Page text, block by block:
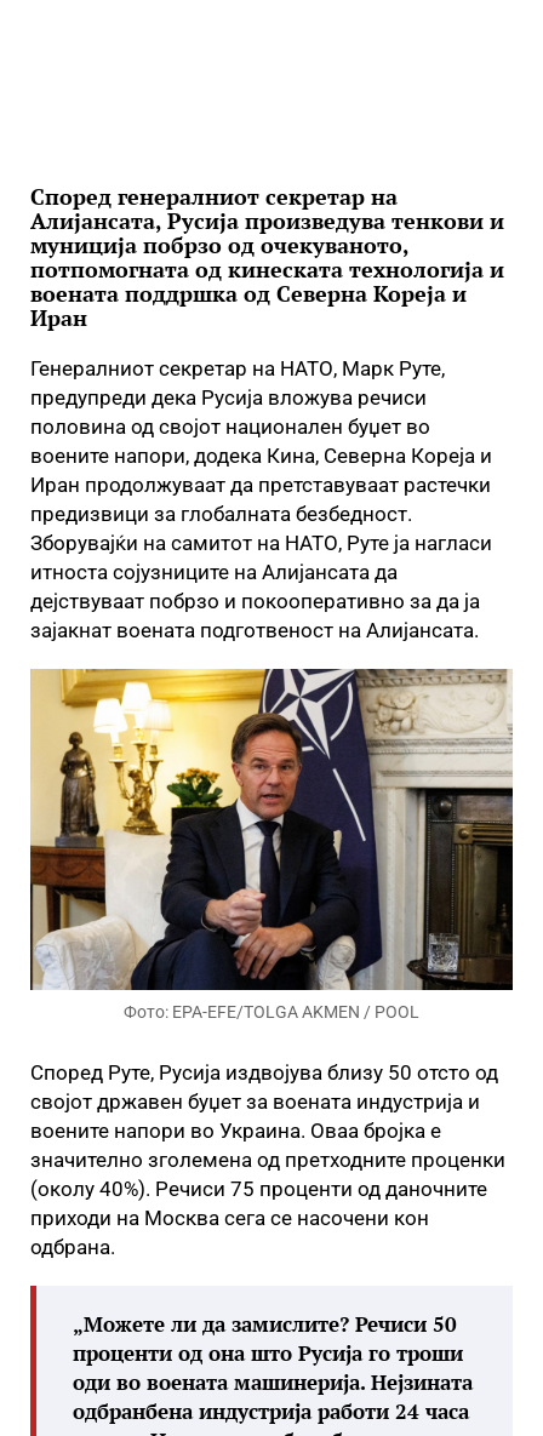
Според генералниот секретар на
Алијансата, Русија произведува тенкови и
муниција побрзо од очекуваното,
потпомогната од кинеската технологија и
воената поддршка од Северна Кореја и
Иран
Генералниот секретар на НАТО, Марк Руте,
предупреди дека Русија вложува речиси
половина од својот национален буџет во
воените напори, додека Кина, Северна Кореја и
Иран продолжуваат да претставуваат растечки
предизвици за глобалната безбедност.
Зборувајќи на самитот на НАТО, Руте ја нагласи
итноста сојузниците на Алијансата да
дејствуваат побрзо и покооперативно за да ја
зајакнат воената подготвеност на Алијансата.
Фото: EPA-EFE/TOLGA AKMEN / POOL
Според Руте, Русија издвојува близу 50 отсто од
својот државен буџет за воената индустрија и
воените напори во Украина. Оваа бројка е
значително зголемена од претходните проценки
(околу 40%). Речиси 75 проценти од даночните
приходи на Москва сега се насочени кон
одбрана.
„Можете ли да замислите? Речиси 50
проценти од она што Русија го троши
оди во воената машинерија. Нејзината
одбранбена индустрија работи 24 часа